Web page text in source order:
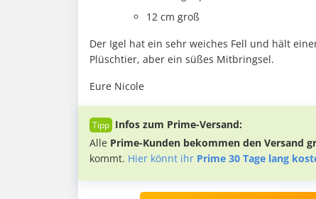
12 cm groß
Der Igel hat ein sehr weiches Fell und hält
Plüschtier, aber ein süßes Mitbringsel.
Eure Nicole
Infos zum Prime-Versand:
Alle Prime-Kunden bekommen den Versand
kommt. Hier könnt ihr Prime 30 Tage lang